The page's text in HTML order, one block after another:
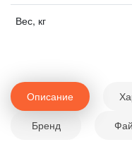
Вес, кг
Описание
Бренд